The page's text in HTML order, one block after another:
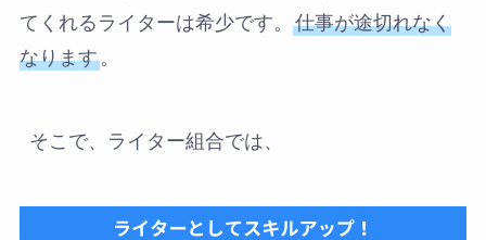
てくれるライターは希少です。 仕事が途切れなく
なります。
そこで、ライター組合では、